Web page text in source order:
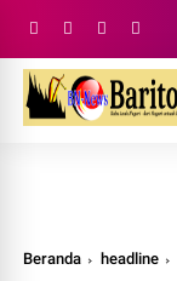
Beranda headline